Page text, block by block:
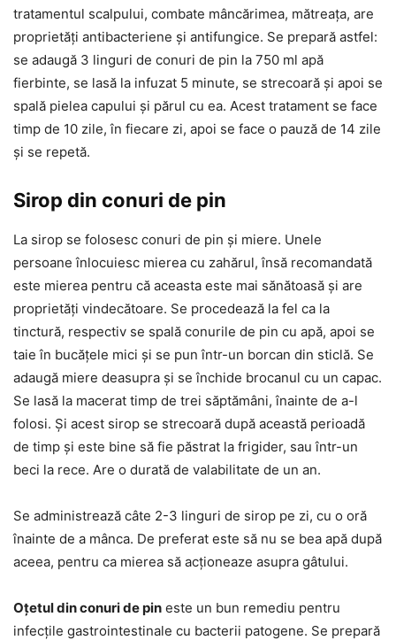
tratamentul scalpului, combate mâncărimea, mătreața, are
proprietăți antibacteriene și antifungice. Se prepară astfel:
se adaugă 3 linguri de conuri de pin la 750 ml apă
fierbinte, se lasă la infuzat 5 minute, se strecoară și apoi se
spală pielea capului și părul cu ea. Acest tratament se face
timp de 10 zile, în fiecare zi, apoi se face o pauză de 14 zile
și se repetă.
Sirop din conuri de pin
La sirop se folosesc conuri de pin și miere. Unele
persoane înlocuiesc mierea cu zahărul, însă recomandată
este mierea pentru că aceasta este mai sănătoasă și are
proprietăți vindecătoare. Se procedează la fel ca la
tinctură, respectiv se spală conurile de pin cu apă, apoi se
taie în bucățele mici și se pun într-un borcan din sticlă. Se
adaugă miere deasupra și se închide brocanul cu un capac.
Se lasă la macerat timp de trei săptămâni, înainte de a-l
folosi. Și acest sirop se strecoară după această perioadă
de timp și este bine să fie păstrat la frigider, sau într-un
beci la rece. Are o durată de valabilitate de un an.
Se administrează câte 2-3 linguri de sirop pe zi, cu o oră
înainte de a mânca. De preferat este să nu se bea apă după
aceea, pentru ca mierea să acționeaze asupra gâtului.
Oțetul din conuri de pin este un bun remediu pentru
infecțile gastrointestinale cu bacterii patogene. Se prepară